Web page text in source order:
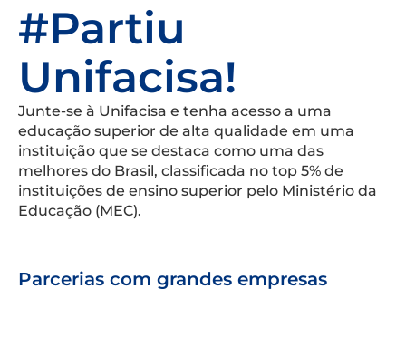
#Partiu
Unifacisa!
Junte-se à Unifacisa e tenha acesso a uma
educação superior de alta qualidade em uma
instituição que se destaca como uma das
melhores do Brasil, classificada no top 5% de
instituições de ensino superior pelo Ministério da
Educação (MEC).
Parcerias com grandes empresas